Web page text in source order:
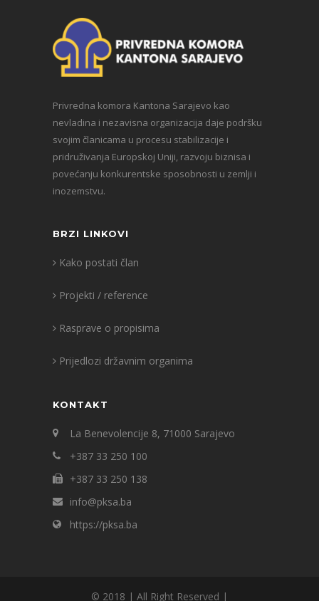
Privredna komora Kantona Sarajevo kao
nevladina i nezavisna organizacija daje podršku
svojim članicama u procesu stabilizacije i
pridruživanja Europskoj Uniji, razvoju biznisa i
povećanju konkurentske sposobnosti u zemlji i
inozemstvu.
BRZI LINKOVI
Kako postati član
Projekti / reference
Rasprave o propisima
Prijedlozi državnim organima
KONTAKT
La Benevolencije 8, 71000 Sarajevo
+387 33 250 100
+387 33 250 138
info@pksa.ba
https://pksa.ba
© 2018 | All Right Reserved |